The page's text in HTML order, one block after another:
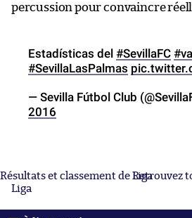
percussion pour convaincre
Estadísticas del #SevillaFC
#SevillaLasPalmas
— Sevilla Fútbol Club
2016
Résultats et classement de LigaRetrouvez
Liga